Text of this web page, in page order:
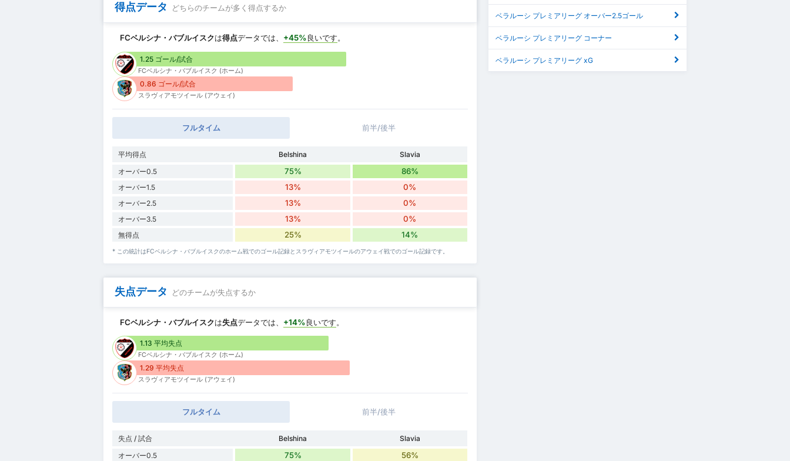
得点データ どちらのチームが多く得点するか
FCベルシナ・バブルイスクは得点データでは、 +45%良いです。
1.25 ゴール/試合
FCベルシナ・バブルイスク (ホーム)
0.86 ゴール/試合
スラヴィアモツイール (アウェイ)
フルタイム 前半/後半
平均得点 Belshina
Slavia
オーバー0.5
75% 86%
オーバー1.5 13% 0%
オーバー2.5 13% 0%
オーバー3.5 13% 0%
無得点 25% 14%
* この統計はFCベルシナ・バブルイスクのホーム戦でのゴール記録とスラヴィアモツイールのアウェイ戦でのゴール記録です。
失点データ どのチームが失点するか
FCベルシナ・バブルイスクは失点データでは、 +14%良いです。
1.13 平均失点
FCベルシナ・バブルイスク (ホーム)
1.29 平均失点
スラヴィアモツイール (アウェイ)
フルタイム 前半/後半
失点 / 試合 Belshina
Slavia
オーバー0.5
75% 56%
ベラルーシ プレミアリーグ オーバー2.5ゴール
ベラルーシ プレミアリーグ コーナー
ベラルーシ プレミアリーグ xG